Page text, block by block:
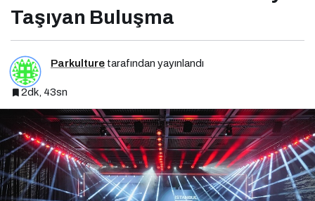
Taşıyan Buluşma
Parkulture tarafından yayınlandı
2dk, 43sn